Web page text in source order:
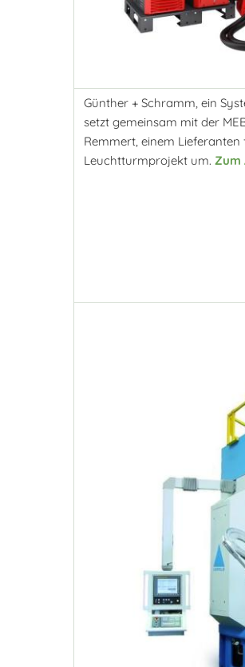
Günther + Schramm, ein
setzt gemeinsam mit der
Remmert, einem
Leuchtturmprojekt um. Zum